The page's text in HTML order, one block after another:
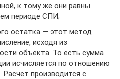
к тому же они равны
периоде СПИ;
остатка — этот метод
исходя из
объекта. То есть сумма
исчисляется по отношению
Расчет производится с